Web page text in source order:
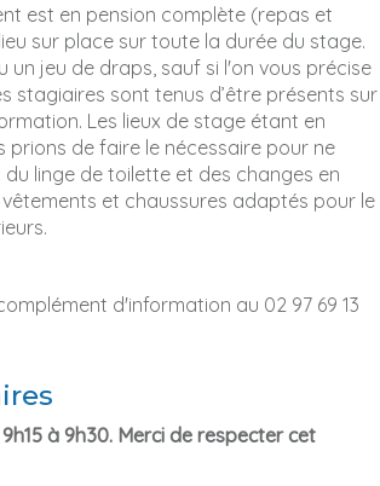
est en pension complète (repas et
sur place sur toute la durée du stage.
un jeu de draps, sauf si l'on vous précise
stagiaires sont tenus d’être présents sur
Les lieux de stage étant en
prions de faire le nécessaire pour ne
linge de toilette et des changes en
et chaussures adaptés pour le
d'information au 02 97 69 13
à 9h30. Merci de respecter cet